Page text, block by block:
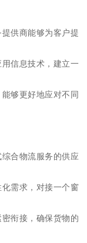
供商能够为客户提
信息技术，建立一
够更好地应对不同
合物流服务的供应
需求，对接一个窗
衔接，确保货物的